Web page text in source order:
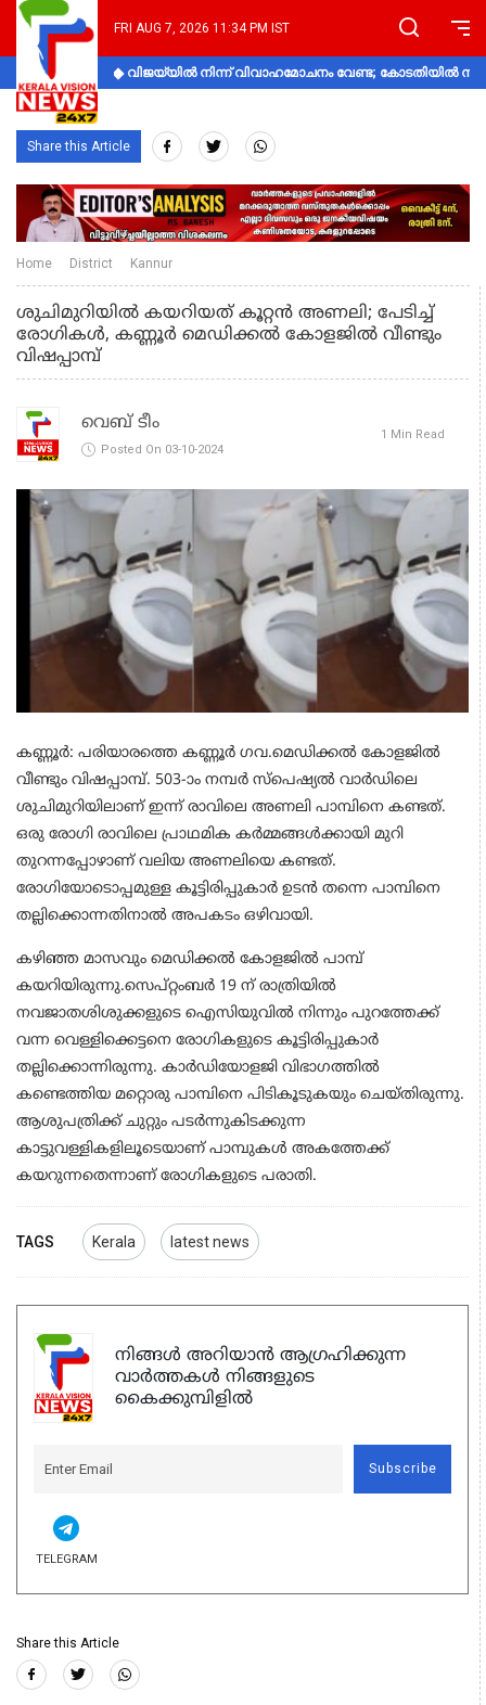
FRI AUG 7, 2026 11:34 PM IST
വിജയ്‌യിൽ നിന്ന് വിവാഹമോചനം വേണ്ട; കോടതിയിൽ
Share this Article
Home District Kannur
ശുചിമുറിയില്‍ കയറിയത് കൂറ്റന്‍ അണലി; പേടിച്ച്
രോഗികള്‍, കണ്ണൂര്‍ മെഡിക്കല്‍ കോളജില്‍ വീണ്ടും
വിഷപ്പാമ്പ്
വെബ് ടീം
Posted On 03-10-2024
1 Min Read
കണ്ണൂര്‍: പരിയാരത്തെ കണ്ണൂര്‍ ഗവ.മെഡിക്കല്‍ കോളജിൽ
വീണ്ടും വിഷപ്പാമ്പ്. 503-ാം നമ്പര്‍ സ്പെഷ്യല്‍ വാര്‍ഡിലെ
ശുചിമുറിയിലാണ് ഇന്ന് രാവിലെ അണലി പാമ്പിനെ കണ്ടത്.
ഒരു രോഗി രാവിലെ പ്രാഥമിക കര്‍മ്മങ്ങള്‍ക്കായി മുറി
തുറന്നപ്പോഴാണ് വലിയ അണലിയെ കണ്ടത്.
രോഗിയോടൊപ്പമുള്ള കൂട്ടിരിപ്പുകാര്‍ ഉടന്‍ തന്നെ പാമ്പിനെ
തല്ലിക്കൊന്നതിനാല്‍ അപകടം ഒഴിവായി.
കഴിഞ്ഞ മാസവും മെഡിക്കല്‍ കോളജിൽ പാമ്പ്
കയറിയിരുന്നു.സെപ്റ്റംബര്‍ 19 ന് രാത്രിയില്‍
നവജാതശിശുക്കളുടെ ഐസിയുവില്‍ നിന്നും പുറത്തേക്ക്
വന്ന വെള്ളിക്കെട്ടനെ രോഗികളുടെ കൂട്ടിരിപ്പുകാര്‍
തല്ലിക്കൊന്നിരുന്നു. കാര്‍ഡിയോളജി വിഭാഗത്തില്‍
കണ്ടെത്തിയ മറ്റൊരു പാമ്പിനെ പിടികൂടുകയും ചെയ്തിരുന്നു.
ആശുപത്രിക്ക് ചുറ്റും പടര്‍ന്നുകിടക്കുന്ന
കാട്ടുവള്ളികളിലൂടെയാണ് പാമ്പുകള്‍ അകത്തേക്ക്
കയറുന്നതെന്നാണ് രോഗികളുടെ പരാതി.
TAGS Kerala latest news
നിങ്ങൾ അറിയാൻ ആഗ്രഹിക്കുന്ന
വാർത്തകൾ നിങ്ങളുടെ
കൈക്കുമ്പിളിൽ
Subscribe
TELEGRAM
Share this Article